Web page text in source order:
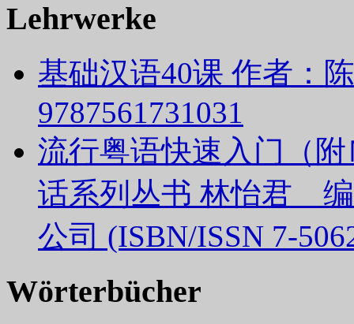
Lehrwerke
基础汉语40课 作者：
9787561731031
流行粤语快速入门（
话系列丛书 林怡君
公司 (ISBN/ISSN 7-
Wörterbücher